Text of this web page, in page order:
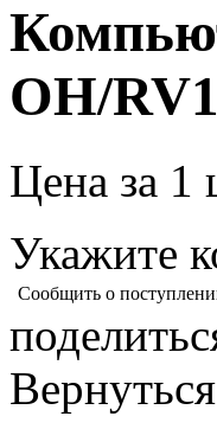
OH/
Цена за 1
Укажите
Сообщить о